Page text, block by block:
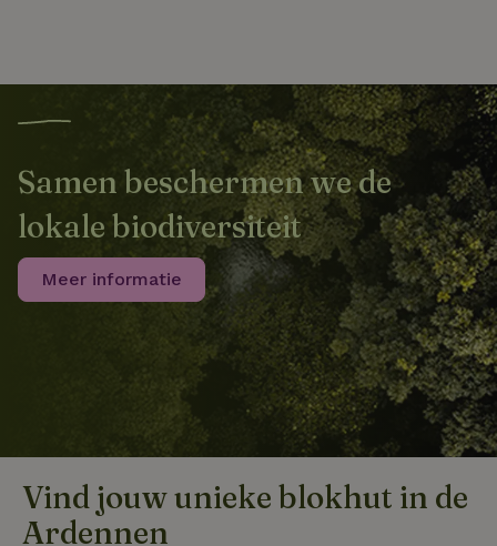
Samen beschermen we de
lokale biodiversiteit
Meer informatie
Vind jouw unieke blokhut in de
Ardennen